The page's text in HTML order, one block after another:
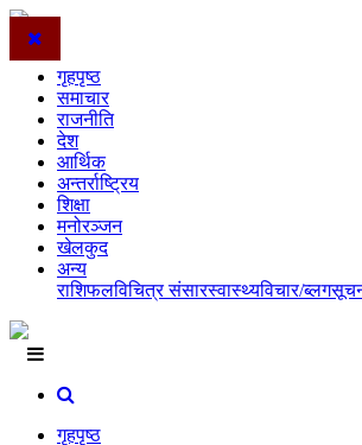
गृहपृष्ठ
समाचार
राजनीति
देश
आर्थिक
अन्तर्राष्ट्रिय
शिक्षा
मनोरञ्जन
खेलकुद
अन्य
राशिफलविचित्र संसारस्वास्थ्यविचार/ब्लग
गृहपृष्ठ